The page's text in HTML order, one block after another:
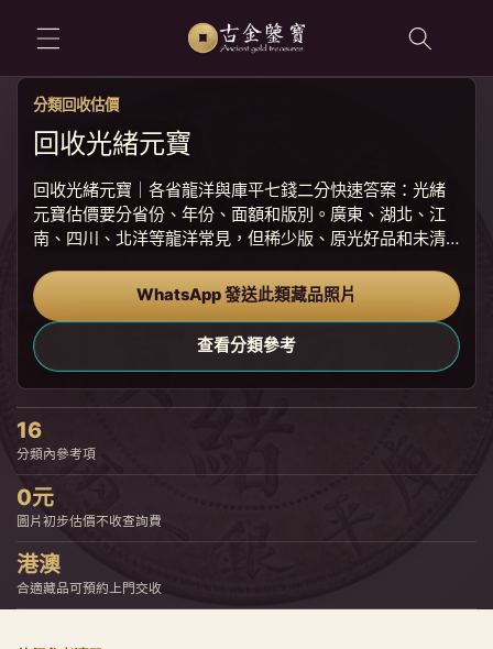
跳至內容
分類回收估價
回收光緒元寶
回收光緒元寶｜各省龍洋與庫平七錢二分快速答案：光緒
元寶估價要分省份、年份、面額和版別。廣東、湖北、江
南、四川、北洋等龍洋常見，但稀少版、原光好品和未清
看龍圖漂亮並不足夠。古金鑒寶會核對重量、直徑、邊
齒、字口、龍鱗和包漿，再參考同版別近...
WhatsApp 發送此類藏品照片
查看分類參考
16
分類內參考項
0元
圖片初步估價不收查詢費
港澳
合適藏品可預約上門交收